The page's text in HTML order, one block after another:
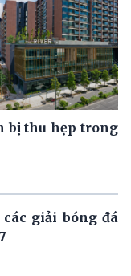
bị thu hẹp trong
giải bóng đá